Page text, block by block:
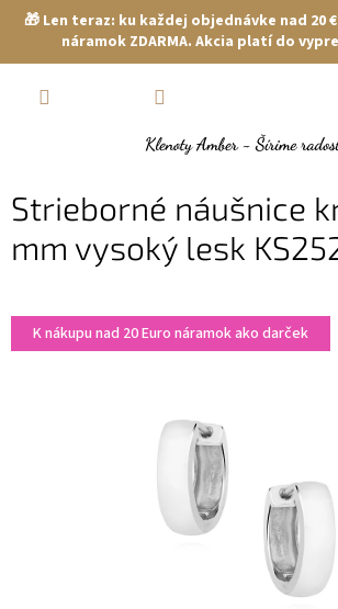
🎁 Len teraz: ku každej objednávke nad 20
náramok ZDARMA. Akcia platí do
Strieborné náušnice
mm vysoký lesk
K nákupu nad 20 Euro náramok ako darček